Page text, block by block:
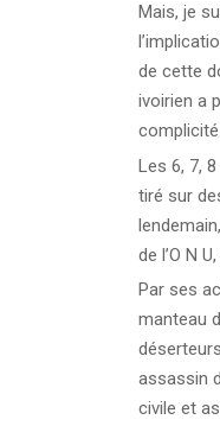
Mais, je
de cette
ivoirien a
Les 6, 7,
tiré sur
de l’O N
Par ses
manteau
assassin
civile et